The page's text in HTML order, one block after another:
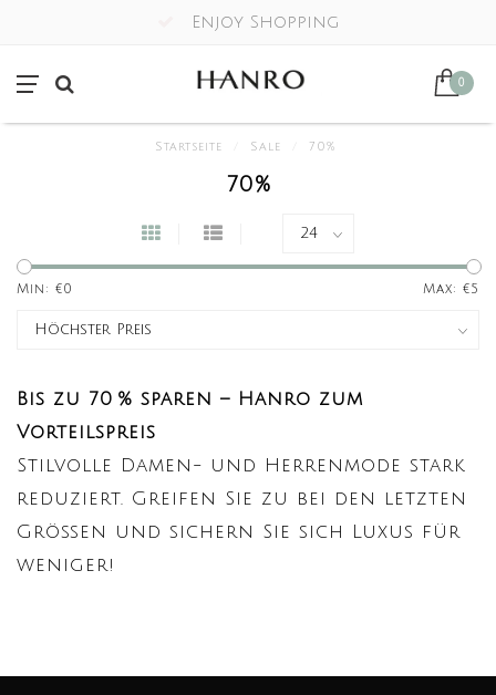
Enjoy Shopping
0
Startseite Sale 70%
70%
Min: €0 Max: €5
Bis zu 70 % sparen – Hanro zum
Vorteilspreis
Stilvolle Damen- und Herrenmode stark
reduziert. Greifen Sie zu bei den letzten
Größen und sichern Sie sich Luxus für
weniger!